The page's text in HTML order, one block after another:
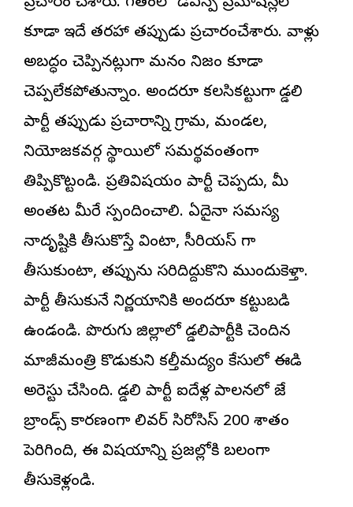
కూడా ఇదే తరహా తప్పుడు ప్రచారంచేశారు. వాళ్లు
అబద్ధం చెప్పినట్లుగా మనం నిజం కూడా
చెప్పలేకపోతున్నాం. అందరూ కలసికట్టుగా గొడ్డలి
పార్టీ తప్పుడు ప్రచారాన్ని గ్రామ, మండల,
నియోజకవర్గ స్థాయిలో సమర్థవంతంగా
తిప్పికొట్టండి. ప్రతివిషయం పార్టీ చెప్పదు, మీ
అంతట మీరే స్పందించాలి. ఏదైనా సమస్య
నాదృష్టికి తీసుకొస్తే వింటా, సీరియస్ గా
తీసుకుంటా, తప్పును సరిదిద్దుకొని ముందుకెళ్తా.
పార్టీ తీసుకునే నిర్ణయానికి అందరూ కట్టుబడి
ఉండండి. పొరుగు జిల్లాలో గొడ్డలిపార్టీకి చెందిన
మాజీమంత్రి కొడుకుని కల్తీమద్యం కేసులో ఈడి
అరెస్టు చేసింది. గొడ్డ‌లి పార్టీ ఐదేళ్ల పాల‌న‌లో జే
బ్రాండ్స్ కార‌ణంగా లివర్ సిరోసిస్ 200 శాతం
పెరిగింది, ఈ విష‌యాన్ని ప్రజల్లోకి బలంగా
తీసుకెళ్లండి.